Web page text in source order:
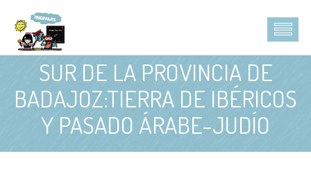
SUR DE LA PROVINCIA DE
BADAJOZ:TIERRA DE IBÉRICOS
Y PASADO ÁRABE-JUDÍO